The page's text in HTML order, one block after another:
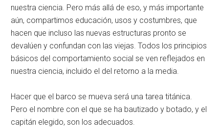
nuestra ciencia. Pero más allá de eso, y más importante
aún, compartimos educación, usos y costumbres, que
hacen que incluso las nuevas estructuras pronto se
devalúen y confundan con las viejas. Todos los principios
básicos del comportamiento social se ven reflejados en
nuestra ciencia, incluido el del retorno a la media.
Hacer que el barco se mueva será una tarea titánica.
Pero el nombre con el que se ha bautizado y botado, y el
capitán elegido, son los adecuados.